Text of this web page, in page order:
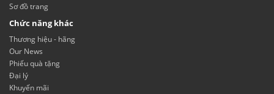
Sơ đồ trang
Chức năng khác
Thương hiệu - hãng
Our News
Phiếu quà tặng
Đại lý
Khuyến mãi